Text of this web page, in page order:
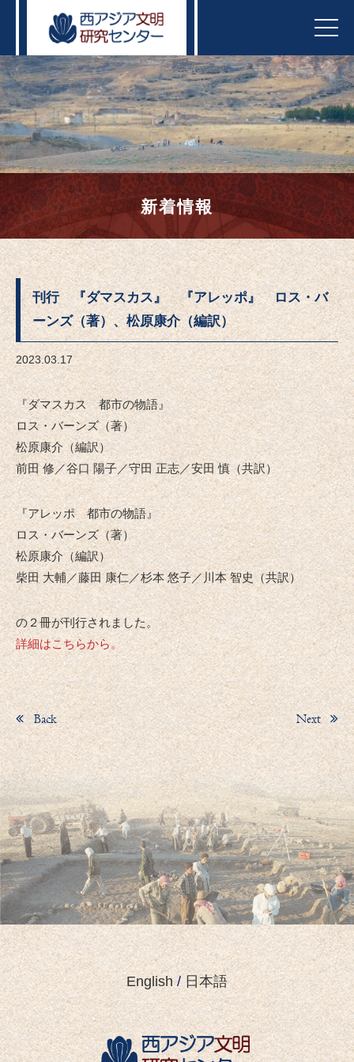
t
o
g
l
e
n
a
v
a
t
o
n
新着情報
刊行 『ダマスカス』 『アレッポ』 ロス・バ
ーンズ（著）、松原康介（編訳）
2023.03.17
『ダマスカス 都市の物語』
ロス・バーンズ（著）
松原康介（編訳）
前田 修／谷口 陽子／守田 正志／安田 慎（共訳）
『アレッポ 都市の物語』
ロス・バーンズ（著）
松原康介（編訳）
柴田 大輔／藤田 康仁／杉本 悠子／川本 智史（共訳）
の２冊が刊行されました。
詳細はこちらから。
Back Next
English/日本語